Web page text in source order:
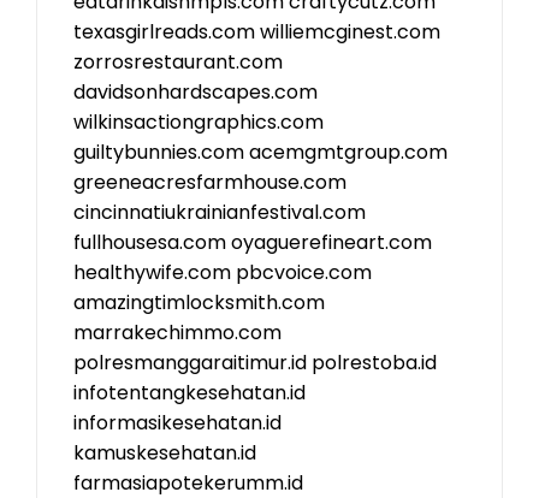
texasgirlreads.comwilliemcginest.com
zorrosrestaurant.com
davidsonhardscapes.com
wilkinsactiongraphics.com
guiltybunnies.comacemgmtgroup.com
greeneacresfarmhouse.com
cincinnatiukrainianfestival.com
fullhousesa.comoyaguerefineart.com
healthywife.com pbcvoice.com
amazingtimlocksmith.com
marrakechimmo.com
polresmanggaraitimur.id polrestoba.id
infotentangkesehatan.id
informasikesehatan.id
kamuskesehatan.id
farmasiapotekerumm.id